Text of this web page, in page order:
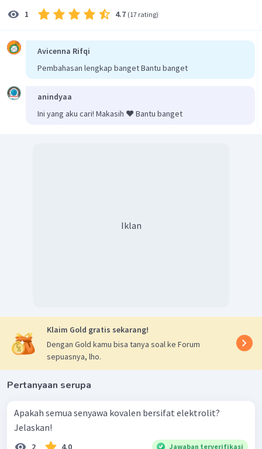
1 4.7 (17 rating)
Avicenna Rifqi
Pembahasan lengkap banget Bantu banget
anindyaa
Ini yang aku cari! Makasih ❤️ Bantu banget
Iklan
Klaim Gold gratis sekarang!
Dengan Gold kamu bisa tanya soal ke Forum
sepuasnya, lho.
Pertanyaan serupa
Apakah semua senyawa kovalen bersifat elektrolit?
Jelaskan!
2 4.0 Jawaban terverifikasi